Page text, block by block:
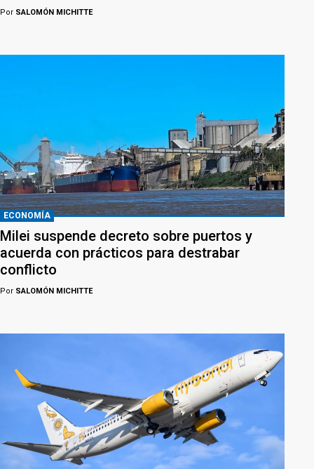
Por SALOMÓN MICHITTE
ECONOMÍA
Milei suspende decreto sobre puertos y
acuerda con prácticos para destrabar
conflicto
Por SALOMÓN MICHITTE